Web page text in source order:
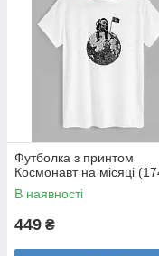
Футболка з принтом
Космонавт на місяці
В наявності
449 ₴